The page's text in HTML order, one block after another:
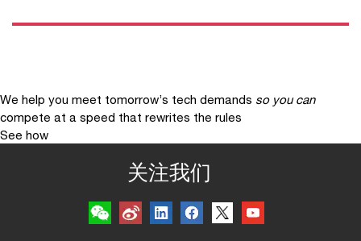
We help you meet tomorrow’s tech demands so you can
compete at a speed that rewrites the rules
See how
关注我们